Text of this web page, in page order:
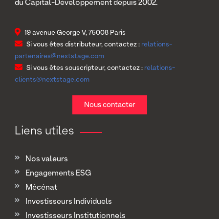
du Capital-Développement depuis 2002.
19 avenue George V, 75008 Paris
Si vous êtes distributeur, contactez : relations-
partenaires@nextstage.com
Si vous êtes souscripteur, contactez : relations-
clients@nextstage.com
Nous contacter
Liens utiles
Nos valeurs
Engagements ESG
Mécénat
Investisseurs Individuels
Investisseurs Institutionnels